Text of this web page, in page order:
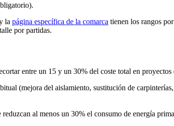
la página específica de la comarca tienen los rangos
por partidas.
entre un 15 y un 30% del coste total en
(mejora del aislamiento, sustitución de
al menos un 30% el consumo de energía